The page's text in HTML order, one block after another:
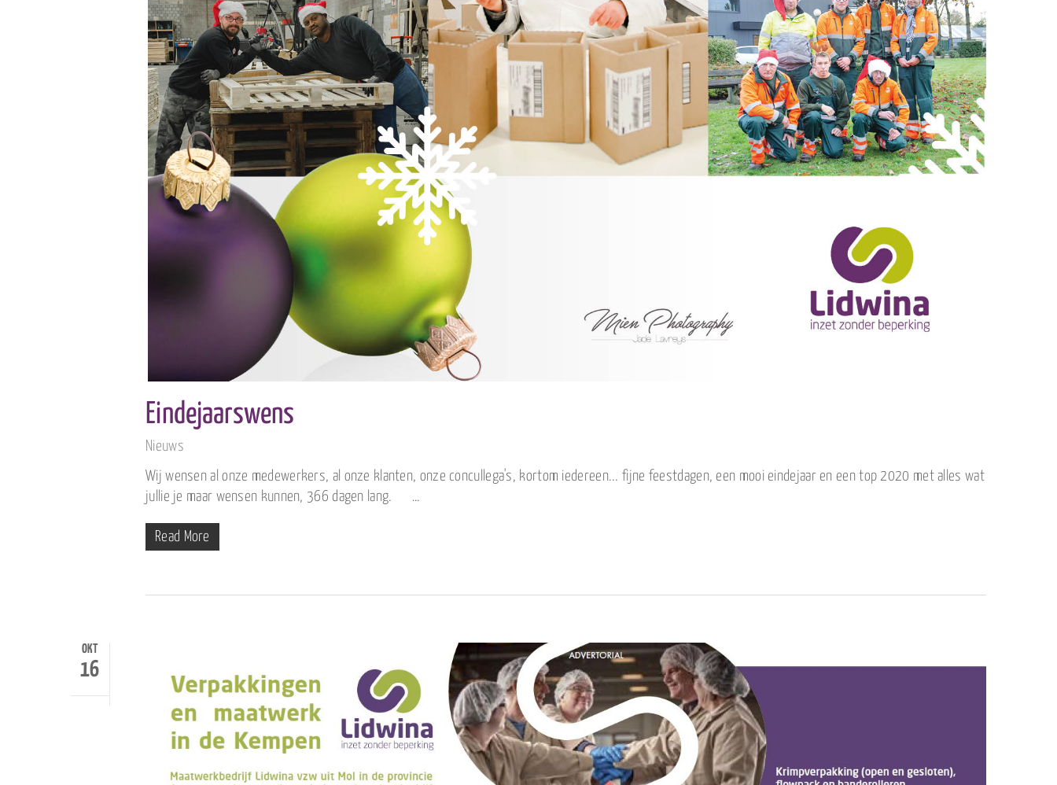
Eindejaarswens
Nieuws
Wij wensen al onze medewerkers, al onze klanten, onze concullega's, kortom iedereen... fijne feestdagen, een mooi eindejaar en een top 2020 met alles wat
jullie je maar wensen kunnen, 366 dagen lang. …
Read More
OKT
16